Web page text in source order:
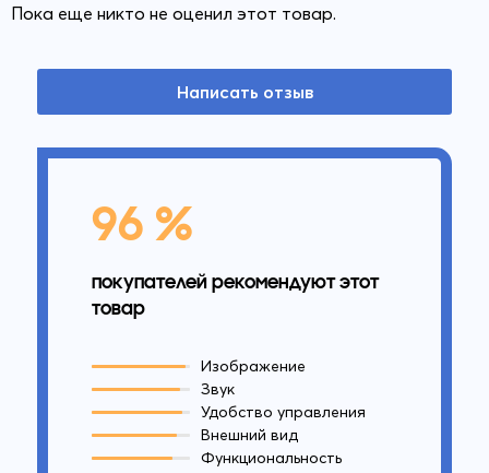
Пока еще никто не оценил этот товар.
Написать отзыв
96 %
покупателей рекомендуют этот
товар
Изображение
Звук
Удобство управления
Внешний вид
Функциональность